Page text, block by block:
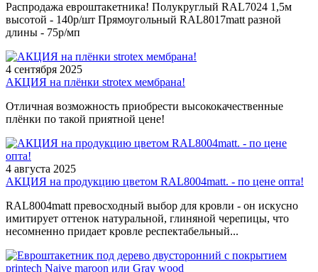
Распродажа евроштакетника! Полукруглый RAL7024 1,5м
высотой - 140р/шт Прямоугольный RAL8017matt разной
длины - 75р/мп
4 сентября 2025
АКЦИЯ на плёнки strotex мембрана!
Отличная возможность приобрести высококачественные
плёнки по такой приятной цене!
4 августа 2025
АКЦИЯ на продукцию цветом RAL8004matt. - по цене опта!
RAL8004matt превосходный выбор для кровли - он искусно
имитирует оттенок натуральной, глиняной черепицы, что
несомненно придает кровле респектабельный...